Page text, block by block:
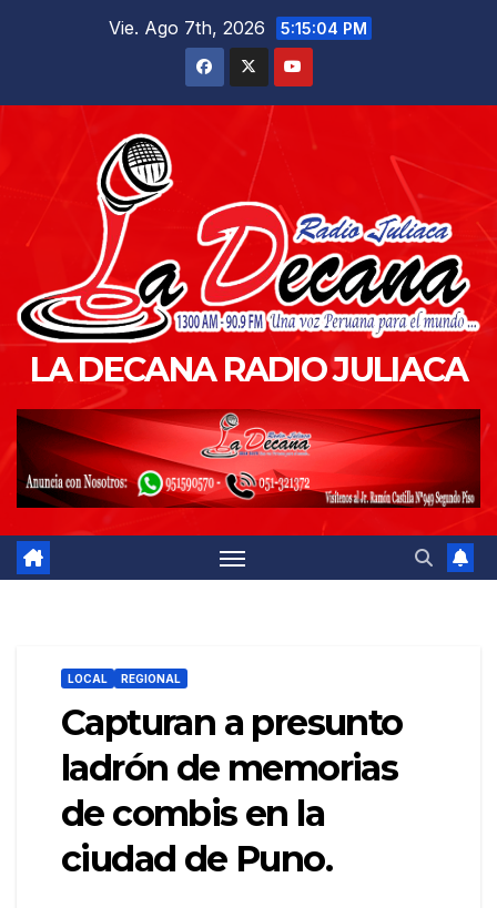
Vie. Ago 7th, 2026 5:15:05 PM
LA DECANA RADIO JULIACA
LOCAL REGIONAL
Capturan a presunto
ladrón de memorias
de combis en la
ciudad de Puno.